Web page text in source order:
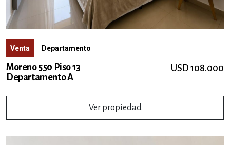
Venta Departamento
Moreno 550 Piso 13
Departamento A
USD 108.000
Ver propiedad